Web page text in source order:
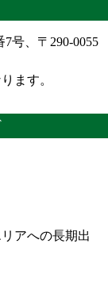
号、〒290-0055
ます。
アへの長期出